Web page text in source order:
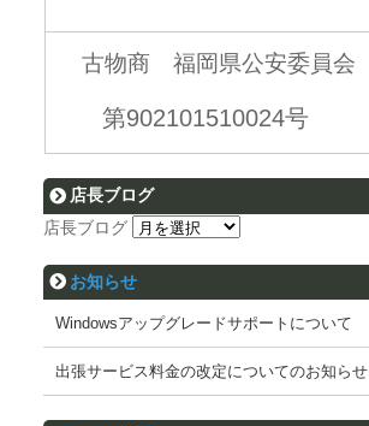
古物商 福岡県公安委員会
第902101510024号
店長ブログ
店長ブログ
お知らせ
Windowsアップグレードサポートについて
出張サービス料金の改定についてのお知らせ